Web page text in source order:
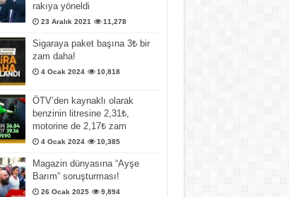
rakıya yöneldi
23 Aralık 2021 11,278
Sigaraya paket başına 3₺ bir
zam daha!
4 Ocak 2024 10,818
ÖTV’den kaynaklı olarak
benzinin litresine 2,31₺,
motorine de 2,17₺ zam
4 Ocak 2024 10,385
Magazin dünyasına “Ayşe
Barım” soruşturması!
26 Ocak 2025 9,894